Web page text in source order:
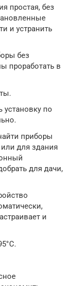
простая, без
и устранить
без
проработать в
по
приборы
для здания
для дачи,
и